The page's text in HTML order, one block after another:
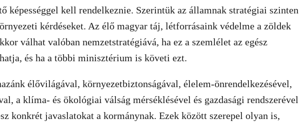
képességgel kell rendelkeznie. Szerintük az államnak stratégiai szinten
kérdéseket. Az élő magyar táj, létforrásaink védelme a zöldek
válhat valóban nemzetstratégiává, ha ez a szemlélet az egész
és ha a többi minisztérium is követi ezt.
élővilágával, környezetbiztonságával, élelem-önrendelkezésével,
a klíma- és ökológiai válság mérséklésével és gazdasági rendszerével
konkrét javaslatokat a kormánynak. Ezek között szerepel olyan is,